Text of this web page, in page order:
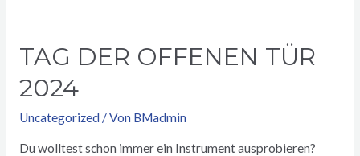
TAG DER OFFENEN TÜR
2024
Uncategorized / Von BMadmin
Du wolltest schon immer ein Instrument ausprobieren?